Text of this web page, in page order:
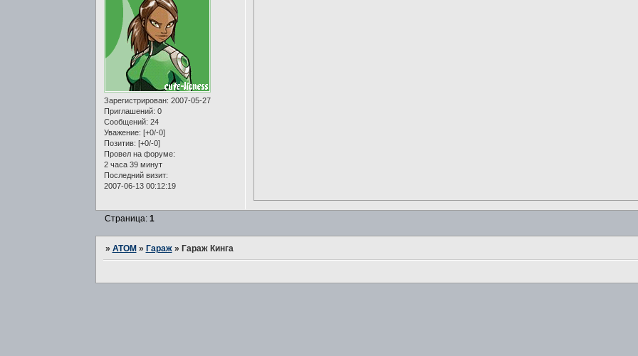
Зарегистрирован: 2007-05-27
Приглашений: 0
Сообщений: 24
Уважение: [+0/-0]
Позитив: [+0/-0]
Провел на форуме:
2 часа 39 минут
Последний визит:
2007-06-13 00:12:19
Страница: 1
» ATOM » Гараж » Гараж Кинга